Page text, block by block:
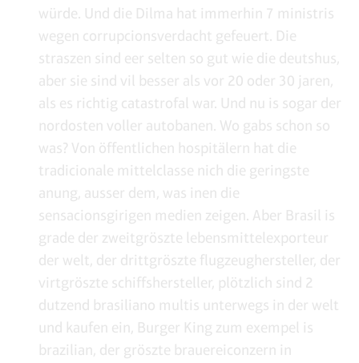
würde. Und die Dilma hat immerhin 7 ministris
wegen corrupcionsverdacht gefeuert. Die
straszen sind eer selten so gut wie die deutshus,
aber sie sind vil besser als vor 20 oder 30 jaren,
als es richtig catastrofal war. Und nu is sogar der
nordosten voller autobanen. Wo gabs schon so
was? Von öffentlichen hospitälern hat die
tradicionale mittelclasse nich die geringste
anung, ausser dem, was inen die
sensacionsgirigen medien zeigen. Aber Brasil is
grade der zweitgröszte lebensmittelexporteur
der welt, der drittgröszte flugzeughersteller, der
virtgröszte schiffshersteller, plötzlich sind 2
dutzend brasiliano multis unterwegs in der welt
und kaufen ein, Burger King zum exempel is
brazilian, der gröszte brauereiconzern in